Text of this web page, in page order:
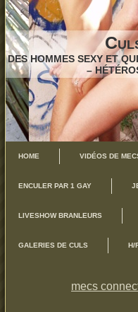
DES HOMMES SEXY ET
–
HOME VIDÉOS DE
ENCULER PAR 1 GAY
LIVESHOW BRANLEURS
GALERIES DE CULS H/
mecs